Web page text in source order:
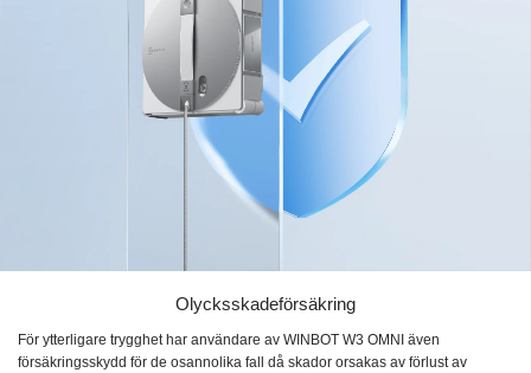
Olycksskadeförsäkring
För ytterligare trygghet har användare av WINBOT W3 OMNI även
försäkringsskydd för de osannolika fall då skador orsakas av förlust av